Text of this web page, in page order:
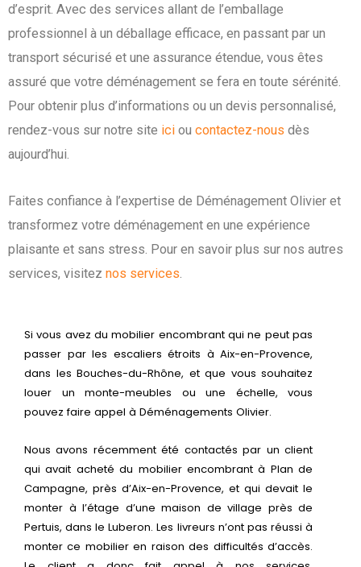
d’esprit. Avec des services allant de l’emballage
professionnel à un déballage efficace, en passant par un
transport sécurisé et une assurance étendue, vous êtes
assuré que votre déménagement se fera en toute sérénité.
Pour obtenir plus d’informations ou un devis personnalisé,
rendez-vous sur notre site ici ou contactez-nous dès
aujourd’hui.
Faites confiance à l’expertise de Déménagement Olivier et
transformez votre déménagement en une expérience
plaisante et sans stress. Pour en savoir plus sur nos autres
services, visitez nos services.
Si vous avez du mobilier encombrant qui ne peut pas
passer par les escaliers étroits à Aix-en-Provence,
dans les Bouches-du-Rhône, et que vous souhaitez
louer un monte-meubles ou une échelle, vous
pouvez faire appel à Déménagements Olivier.
Nous avons récemment été contactés par un client
qui avait acheté du mobilier encombrant à Plan de
Campagne, près d’Aix-en-Provence, et qui devait le
monter à l’étage d’une maison de village près de
Pertuis, dans le Luberon. Les livreurs n’ont pas réussi à
monter ce mobilier en raison des difficultés d’accès.